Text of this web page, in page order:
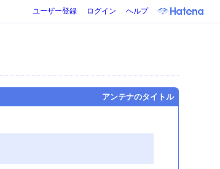
ユーザー登録 ログイン ヘルプ
アンテナのタイトル